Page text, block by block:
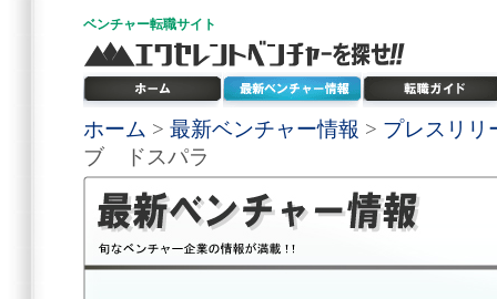
ベンチャー転職サイト
ホーム > 最新ベンチャー情報 > プレスリリ
ブ ドスパラ